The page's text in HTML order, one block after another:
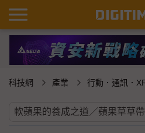
科技網 產業 行動．通訊．